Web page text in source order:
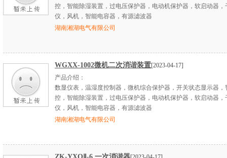
控，智能除湿装置，过电压保护器，电动机保护器，软启动器，
仪，风机，智能电容器，有源滤波器
湖南湘湖电气有限公司
WGXX-1002微机二次消谐装置[2023-04-17]
产品介绍：
数显仪表，温湿度控制器，微机综合保护器，开关状态显示器，
控，智能除湿装置，过电压保护器，电动机保护器，软启动器，
仪，风机，智能电容器，有源滤波器
湖南湘湖电气有限公司